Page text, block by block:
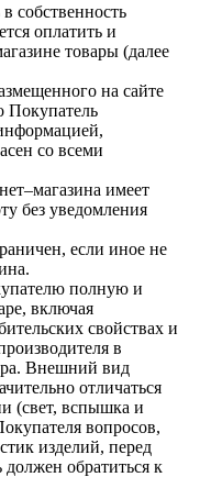
собственность
оплатить и
товары (далее
на сайте
Покупатель
со всеми
имеет
без уведомления
если иное не
полную и
включая
свойствах и
в
Внешний вид
отличаться
(свет, вспышка и
вопросов,
изделий, перед
обратиться к